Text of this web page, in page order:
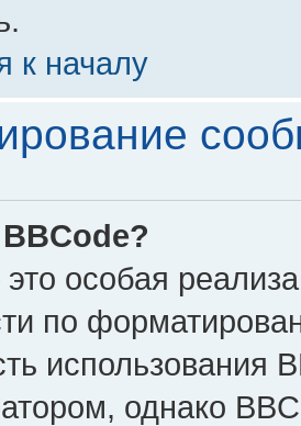
к началу
особая
по
использования
однако